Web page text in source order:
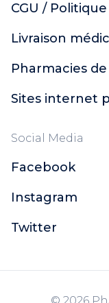
CGU /
Livraison
Pharmacies
Sites internet
Social Media
Facebook
Instagram
Twitter